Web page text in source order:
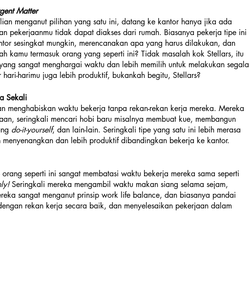
Matter
menganut pilihan yang satu ini, datang ke kantor hanya jika ada
pekerjaanmu tidak dapat diakses dari rumah. Biasanya pekerja tipe ini
sesingkat mungkin, merencanakan apa yang harus dilakukan, dan
kamu termasuk orang yang seperti ini? Tidak masalah kok Stellars, itu
sangat menghargai waktu dan lebih memilih untuk melakukan segala
harimu juga lebih produktif, bukankah begitu, Stellars?
Sekali
menghabiskan waktu bekerja tanpa rekan-rekan kerja mereka. Mereka
seringkali mencari hobi baru misalnya membuat kue, membangun
do-it-yourself, dan lain-lain. Seringkali tipe yang satu ini lebih merasa
dan lebih produktif dibandingkan bekerja ke kantor.
seperti ini sangat membatasi waktu bekerja mereka sama seperti
Seringkali mereka mengambil waktu makan siang selama sejam,
sangat menganut prinsip work life balance, dan biasanya pandai
rekan kerja secara baik, dan menyelesaikan pekerjaan dalam